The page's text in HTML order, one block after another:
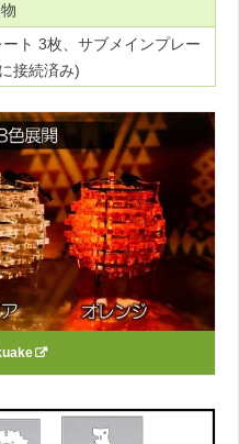
ト 3枚、サブメインプレー
接続済み)